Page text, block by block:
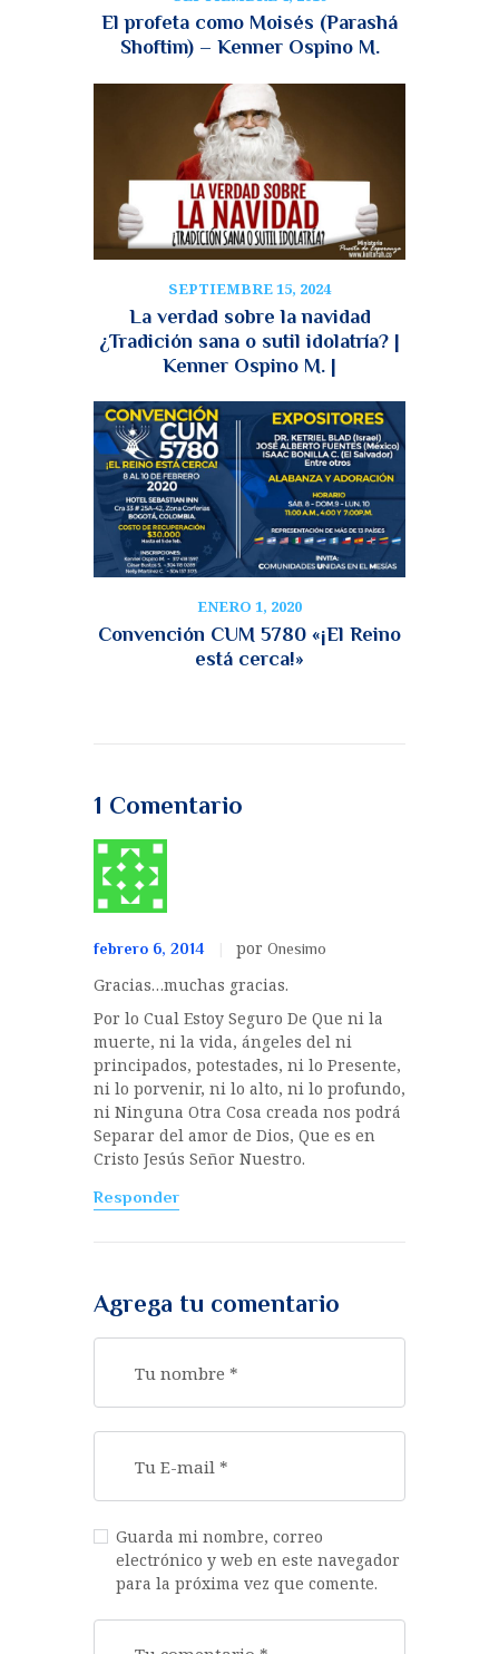
El profeta como Moisés (Parashá
Shoftim) – Kenner Ospino M.
SEPTIEMBRE 15, 2024
La verdad sobre la navidad
¿Tradición sana o sutil idolatría? |
Kenner Ospino M. |
ENERO 1, 2020
Convención CUM 5780 «¡El Reino
está cerca!»
1 Comentario
febrero 6, 2014 porOnesimo
Gracias…muchas gracias.
Por lo Cual Estoy Seguro De Que ni la
muerte, ni la vida, ángeles del ni
principados, potestades, ni lo Presente,
ni lo porvenir, ni lo alto, ni lo profundo,
ni Ninguna Otra Cosa creada nos podrá
Separar del amor de Dios, Que es en
Cristo Jesús Señor Nuestro.
Responder
Agrega tu comentario
Guarda mi nombre, correo
electrónico y web en este navegador
para la próxima vez que comente.